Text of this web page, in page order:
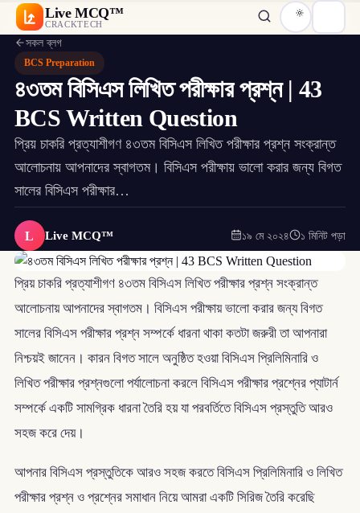
Live MCQ™
CRACKTECH
সকল ব্লগ
BCS Preparation
৪৩তম বিসিএস লিখিত পরীক্ষার প্রশ্ন | 43
BCS Written Question
প্রিয় চাকরি প্রত্যাশীগণ ৪৩তম বিসিএস লিখিত পরীক্ষার প্রশ্ন সংক্রান্ত
আলোচনায় আপনাদের স্বাগতম। বিসিএস পরীক্ষায় ভালো করার জন্য বিগত
সালের বিসিএস পরীক্ষার…
L Live MCQ™ ১৯ মে ২০২৪ ১ মিনিট পড়া
প্রিয় চাকরি প্রত্যাশীগণ ৪৩তম বিসিএস লিখিত পরীক্ষার প্রশ্ন সংক্রান্ত
আলোচনায় আপনাদের স্বাগতম। বিসিএস পরীক্ষায় ভালো করার জন্য বিগত
সালের বিসিএস পরীক্ষার প্রশ্ন সম্পর্কে ধারনা থাকা কতটা জরুরী তা আপনারা
নিশ্চয়ই জানেন। কারন বিগত সালে অনুষ্ঠিত হওয়া বিসিএস প্রিলিমিনারি ও
লিখিত পরীক্ষার প্রশ্নগুলো পর্যালোচনা করলে বিসিএস পরীক্ষার প্রশ্নের প্যাটার্ন
সম্পর্কে একটি সামগ্রিক ধারনা তৈরি হয় যা পরবর্তিতে বিসিএস প্রস্তুতি আরও
সহজ করে দেয়।
আপনার বিসিএস প্রস্তুতিকে আরও সহজ করতে বিসিএস প্রিলিমিনারি ও লিখিত
পরীক্ষার প্রশ্ন ও প্রশ্নের সমাধান নিয়ে আমরা একটি সিরিজ তৈরি করেছি